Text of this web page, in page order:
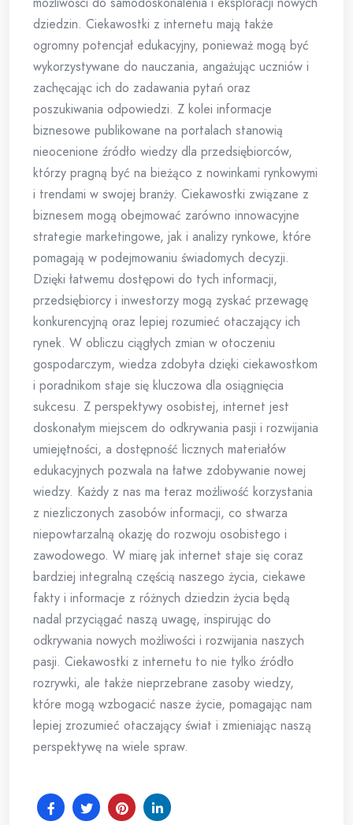
dziedzin. Ciekawostki z internetu mają także
ogromny potencjał edukacyjny, ponieważ mogą być
wykorzystywane do nauczania, angażując uczniów i
zachęcając ich do zadawania pytań oraz
poszukiwania odpowiedzi. Z kolei informacje
biznesowe publikowane na portalach stanowią
nieocenione źródło wiedzy dla przedsiębiorców,
którzy pragną być na bieżąco z nowinkami rynkowymi
i trendami w swojej branży. Ciekawostki związane z
biznesem mogą obejmować zarówno innowacyjne
strategie marketingowe, jak i analizy rynkowe, które
pomagają w podejmowaniu świadomych decyzji.
Dzięki łatwemu dostępowi do tych informacji,
przedsiębiorcy i inwestorzy mogą zyskać przewagę
konkurencyjną oraz lepiej rozumieć otaczający ich
rynek. W obliczu ciągłych zmian w otoczeniu
gospodarczym, wiedza zdobyta dzięki ciekawostkom
i poradnikom staje się kluczowa dla osiągnięcia
sukcesu. Z perspektywy osobistej, internet jest
doskonałym miejscem do odkrywania pasji i rozwijania
umiejętności, a dostępność licznych materiałów
edukacyjnych pozwala na łatwe zdobywanie nowej
wiedzy. Każdy z nas ma teraz możliwość korzystania
z niezliczonych zasobów informacji, co stwarza
niepowtarzalną okazję do rozwoju osobistego i
zawodowego. W miarę jak internet staje się coraz
bardziej integralną częścią naszego życia, ciekawe
fakty i informacje z różnych dziedzin życia będą
nadal przyciągać naszą uwagę, inspirując do
odkrywania nowych możliwości i rozwijania naszych
pasji. Ciekawostki z internetu to nie tylko źródło
rozrywki, ale także nieprzebrane zasoby wiedzy,
które mogą wzbogacić nasze życie, pomagając nam
lepiej zrozumieć otaczający świat i zmieniając naszą
perspektywę na wiele spraw.